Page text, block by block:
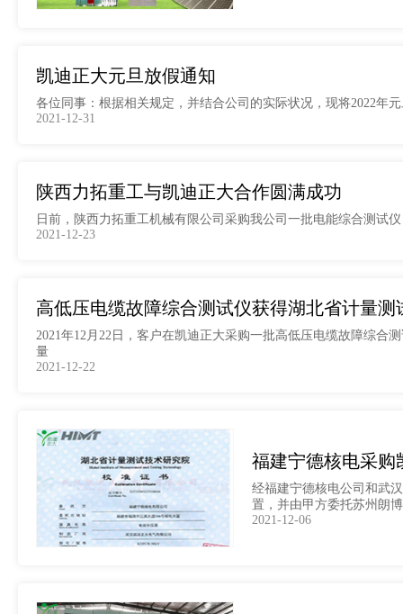
凯迪正大元旦放假通知
各位同事：根据相关规定，并结合公司的实际状况，现将2022年
2021-12-31
陕西力拓重工与凯迪正大合作圆满成功
日前，陕西力拓重工机械有限公司采购我公司一批电能综合测试
2021-12-23
高低压电缆故障综合测试仪获得湖北省计量测
2021年12月22日，客户在凯迪正大采购一批高低压电缆故障综合
量
2021-12-22
福建宁德核电采购
经福建宁德核电公司和武
置，并由甲方委托苏州朗
2021-12-06